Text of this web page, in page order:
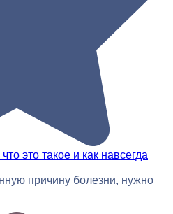
это такое и как навсегда
причину болезни, нужно